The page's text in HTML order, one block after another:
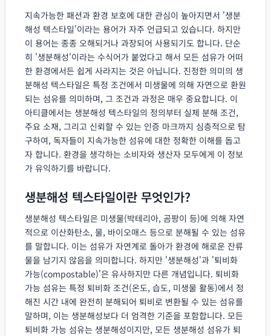
지속가능한 패션과 환경 보호에 대한 관심이 높아지면서 '생분
해성 텍스타일'이라는 용어가 자주 언급되고 있습니다. 하지만
이 용어는 종종 오해되거나 과장되어 사용되기도 합니다. 단순
히 '생분해성'이라는 수식어가 붙었다고 해서 모든 섬유가 어떠
한 환경에서든 쉽게 사라지는 것은 아닙니다. 진정한 의미의 생
분해성 텍스타일은 특정 조건에서 미생물에 의해 자연으로 환원
되는 섬유를 의미하며, 그 조건과 과정은 매우 중요합니다. 이
아티클에서는 생분해성 텍스타일의 정의부터 실제 분해 조건,
주요 소재, 그리고 신뢰할 수 있는 인증 마크까지 심층적으로 탐
구하여, 독자들이 지속가능한 섬유에 대한 정확한 이해를 돕고
자 합니다. 환경을 생각하는 소비자와 생산자 모두에게 이 정보
가 유익하기를 바랍니다.
생분해성 텍스타일이란 무엇인가?
생분해성 텍스타일은 미생물(박테리아, 곰팡이 등)에 의해 자연
적으로 이산화탄소, 물, 바이오매스 등으로 분해될 수 있는 섬유
를 말합니다. 이는 섬유가 자연계로 돌아가 환경에 해로운 잔류
물을 남기지 않음을 의미합니다. 하지만 '생분해성'과 '퇴비화
가능(compostable)'은 유사하지만 다른 개념입니다. 퇴비화
가능 섬유는 특정 퇴비화 조건(온도, 습도, 미생물 활동)에서 정
해진 시간 내에 완전히 분해되어 퇴비로 변환될 수 있는 섬유를
말하며, 이는 생분해성보다 더 엄격한 기준을 포함합니다. 모든
퇴비화 가능 섬유는 생분해성이지만, 모든 생분해성 섬유가 퇴